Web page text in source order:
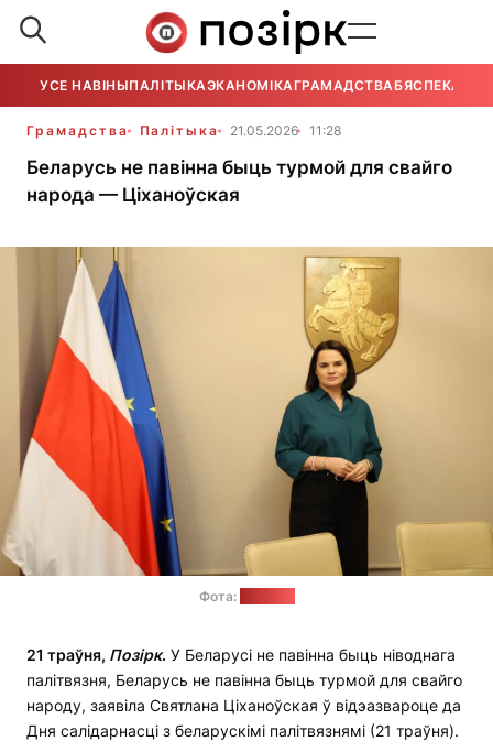
УСЕ НАВІНЫПАЛІТЫКАЭКАНОМІКАГРАМАДСТВАБЯСПЕКА
Грамадства Палітыка 21.05.2026 11:28
Беларусь не павінна быць турмой для свайго
народа — Ціханоўская
Фота:
21 траўня, Позірк. У Беларусі не павінна быць ніводнага
палітвязня, Беларусь не павінна быць турмой для свайго
народу, заявіла Святлана Ціханоўская ў відэазвароце да
Дня салідарнасці з беларускімі палітвязнямі (21 траўня).